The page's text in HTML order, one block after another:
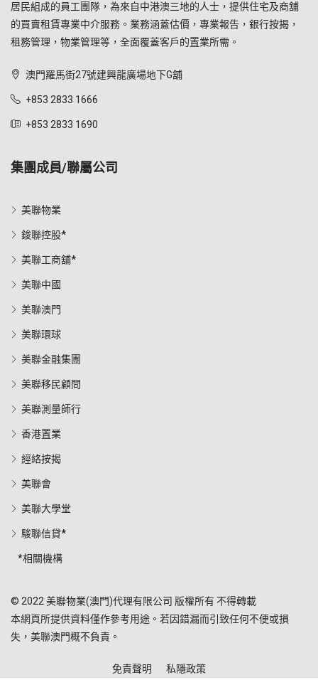
居民組成的員工團隊，為來自中港澳三地的人士，提供住宅及商舖
的買賣租賃專業中介服務。業務涵蓋估價，專業報告，銀行按揭，
租務管理，物業管理等，全面覆蓋客戶的置業所需。
澳門羅馬街27號建興龍廣場地下G舖
+853 2833 1666
+853 2833 1690
集團成員/聯屬公司
美聯物業
鋑聯控股*
美聯工商舖*
美聯中國
美聯澳門
美聯環球
美聯金融集團
美聯移民顧問
美聯測量師行
香港置業
經絡按揭
美聯會
美聯大學堂
駿聯信貸*
*相關機構
© 2022 美聯物業(澳門)代理有限公司 版權所有 不得轉載
本網頁所提供資料僅作參考用途。若因錯漏而引致任何不便或損
失，美聯澳門概不負責。
免責聲明 私隱政策